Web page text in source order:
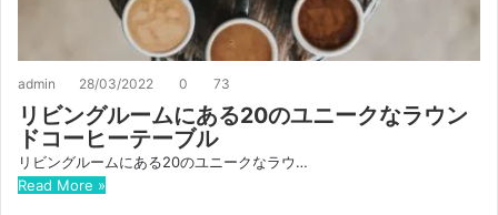
admin 28/03/2022 0 73
リビングルームにある20のユニークなラウン
ドコーヒーテーブル
リビングルームにある20のユニークなラウ…
Read More »